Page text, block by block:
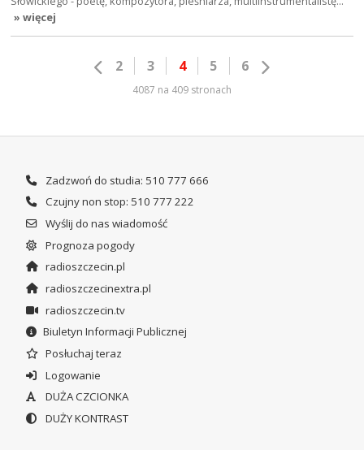
» więcej
2 3 4 5 6
4087 na 409 stronach
Zadzwoń do studia: 510 777 666
Czujny non stop: 510 777 222
Wyślij do nas wiadomość
Prognoza pogody
radioszczecin.pl
radioszczecinextra.pl
radioszczecin.tv
Biuletyn Informacji Publicznej
Posłuchaj teraz
Logowanie
DUŻA CZCIONKA
DUŻY KONTRAST